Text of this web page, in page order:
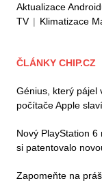
Aktualizace
TV | Klimatizace
ČLÁNKY CHIP.CZ
Génius, který pájel
počítače Apple
Nový PlayStation
si patentovalo
Zapomeňte na